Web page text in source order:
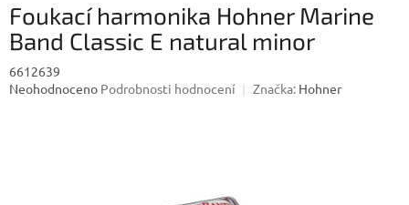
Foukací harmonika Hohner Marine
Band Classic E natural minor
6612639
Průměrné
Neohodnoceno Podrobnosti hodnocení Značka: Hohner